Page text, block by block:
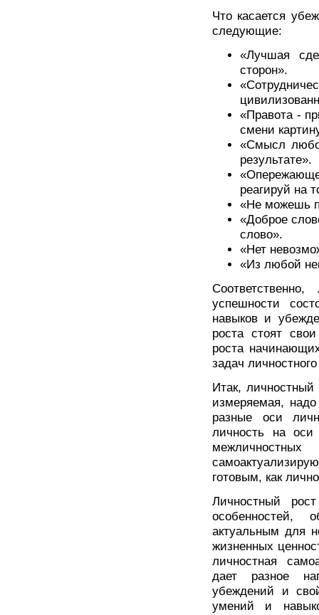
Что касается
следующие:
«Лучшая
сторон».
«Правота -
смени
«Смысл
результате».
реагируй на
«Не можешь
«Доброе
слово».
«Нет
«Из любой
успешности
навыков и
роста стоят
роста
задач
Итак,
измеряемая,
разные оси
личность на оси
готовым, как
Личностный
особенностей,
актуальным для
жизненных
личностная
дает разное
убеждений и
умений и